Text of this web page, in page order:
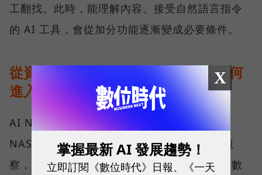
工翻找。此時，能理解內容、接受自然語言指令
的 AI 工具，會從加分功能逐漸變成必要條件。
從資料治理到地端推論：AI NAS 如何
進入企業工作流？
AI NAS 不是「多了 AI 功能的 NAS」，而是
NAS 在企業工作流裡換了位置。 依 QNAP 觀
察，目前客戶大致分布在一條導入光譜上。人數
X
掌握最新 AI 發展趨勢！
立即訂閱《數位時代》日報、《一天